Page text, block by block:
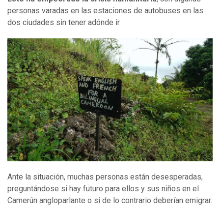
personas varadas en las estaciones de autobuses en las
dos ciudades sin tener adónde ir.
Ante la situación, muchas personas están desesperadas,
preguntándose si hay futuro para ellos y sus niños en el
Camerún angloparlante o si de lo contrario deberían emigrar.